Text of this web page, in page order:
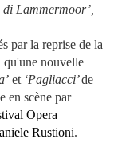
di Lammermoor’,
par la reprise de la
qu'une nouvelle
et ‘Pagliacci’de
en scène par
Opera
Rustioni.